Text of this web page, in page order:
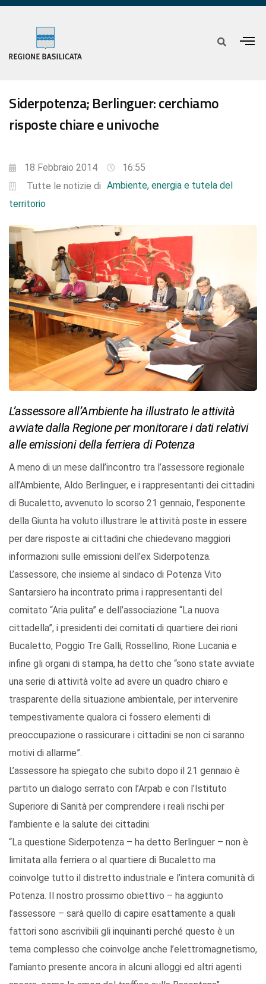
Siderpotenza; Berlinguer: cerchiamo
risposte chiare e univoche
18 Febbraio 2014
16:55
Tutte le notizie di Ambiente, energia e tutela del
territorio
L’assessore all’Ambiente ha illustrato le attività
avviate dalla Regione per monitorare i dati relativi
alle emissioni della ferriera di Potenza
A meno di un mese dall’incontro tra l’assessore regionale
all’Ambiente, Aldo Berlinguer, e i rappresentanti dei cittadini
di Bucaletto, avvenuto lo scorso 21 gennaio, l’esponente
della Giunta ha voluto illustrare le attività poste in essere
per dare risposte ai cittadini che chiedevano maggiori
informazioni sulle emissioni dell’ex Siderpotenza.
L’assessore, che insieme al sindaco di Potenza Vito
Santarsiero ha incontrato prima i rappresentanti del
comitato “Aria pulita” e dell’associazione “La nuova
cittadella”, i presidenti dei comitati di quartiere dei rioni
Bucaletto, Poggio Tre Galli, Rossellino, Rione Lucania e
infine gli organi di stampa, ha detto che “sono state avviate
una serie di attività volte ad avere un quadro chiaro e
trasparente della situazione ambientale, per intervenire
tempestivamente qualora ci fossero elementi di
preoccupazione o rassicurare i cittadini se non ci saranno
motivi di allarme”.
L’assessore ha spiegato che subito dopo il 21 gennaio è
partito un dialogo serrato con l’Arpab e con l’Istituto
Superiore di Sanità per comprendere i reali rischi per
l’ambiente e la salute dei cittadini.
“La questione Siderpotenza – ha detto Berlinguer – non è
limitata alla ferriera o al quartiere di Bucaletto ma
coinvolge tutto il distretto industriale e l’intera comunità di
Potenza. Il nostro prossimo obiettivo – ha aggiunto
l’assessore – sarà quello di capire esattamente a quali
fattori sono ascrivibili gli inquinanti perché questo è un
tema complesso che coinvolge anche l’elettromagnetismo,
l’amianto presente ancora in alcuni alloggi ed altri agenti